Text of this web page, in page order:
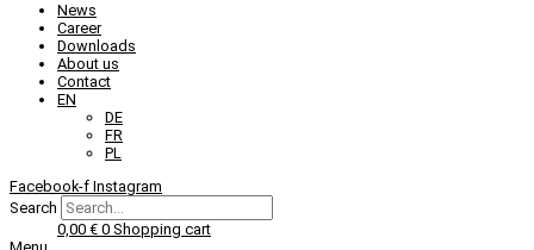
News
Career
Downloads
About us
Contact
EN
DE
FR
PL
Facebook-f Instagram
Search
0,00 € 0 Shopping cart